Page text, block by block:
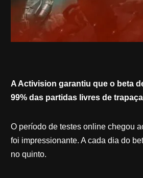
A Activision garantiu que o beta
99% das partidas livres de
O período de testes online chegou
foi impressionante. A cada dia do
no quinto.